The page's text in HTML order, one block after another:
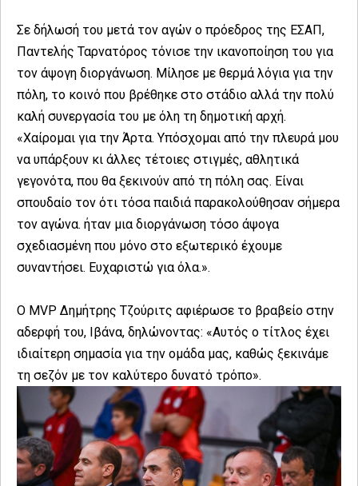
Σε δήλωσή του μετά τον αγών ο πρόεδρος της ΕΣΑΠ,
Παντελής Ταρνατόρος τόνισε την ικανοποίηση του για
τον άψογη διοργάνωση. Μίλησε με θερμά λόγια για την
πόλη, το κοινό που βρέθηκε στο στάδιο αλλά την πολύ
καλή συνεργασία του με όλη τη δημοτική αρχή.
«Χαίρομαι για την Άρτα. Υπόσχομαι από την πλευρά μου
να υπάρξουν κι άλλες τέτοιες στιγμές, αθλητικά
γεγονότα, που θα ξεκινούν από τη πόλη σας. Είναι
σπουδαίο τον ότι τόσα παιδιά παρακολούθησαν σήμερα
τον αγώνα. ήταν μια διοργάνωση τόσο άψογα
σχεδιασμένη που μόνο στο εξωτερικό έχουμε
συναντήσει. Ευχαριστώ για όλα.».
Ο MVP Δημήτρης Τζούριτς αφιέρωσε το βραβείο στην
αδερφή του, Ιβάνα, δηλώνοντας: «Αυτός ο τίτλος έχει
ιδιαίτερη σημασία για την ομάδα μας, καθώς ξεκινάμε
τη σεζόν με τον καλύτερο δυνατό τρόπο».